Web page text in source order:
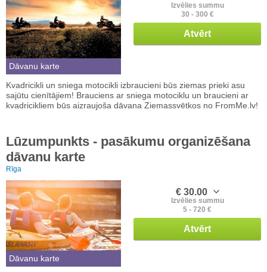
Dāvanu karte
Izvēlies summu
30 - 300 €
Atvērt
Kvadricikli un sniega motocikli izbraucieni būs ziemas prieki asu
sajūtu cienītājiem! Brauciens ar sniega motociklu un braucieni ar
kvadricikliem būs aizraujoša dāvana Ziemassvētkos no FromMe.lv!
Lūzumpunkts - pasākumu organizēšana
dāvanu karte
Rīga
Dāvanu karte
€ 30.00
Izvēlies summu
5 - 720 €
Atvērt